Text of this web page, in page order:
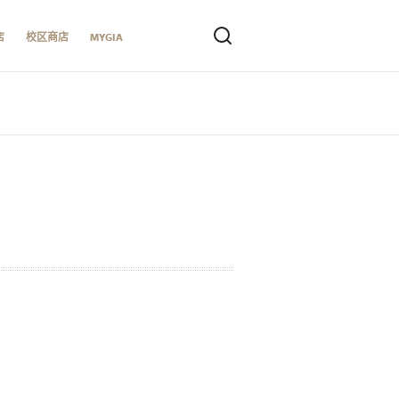
校区商店 MYGIA